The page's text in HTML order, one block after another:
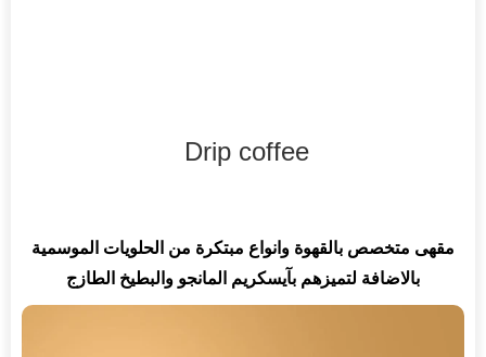
Drip coffee
مقهى متخصص بالقهوة وانواع مبتكرة من الحلويات الموسمية
بالاضافة لتميزهم بآيسكريم المانجو والبطيخ الطازج